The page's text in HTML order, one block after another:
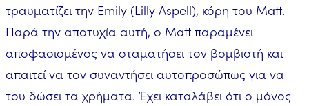
τραυματίζει την Emily (Lilly Aspell), κόρη του Matt.
Παρά την αποτυχία αυτή, ο Matt παραμένει
αποφασισμένος να σταματήσει τον βομβιστή και
απαιτεί να τον συναντήσει αυτοπροσώπως για να
του δώσει τα χρήματα. Έχει καταλάβει ότι ο μόνος